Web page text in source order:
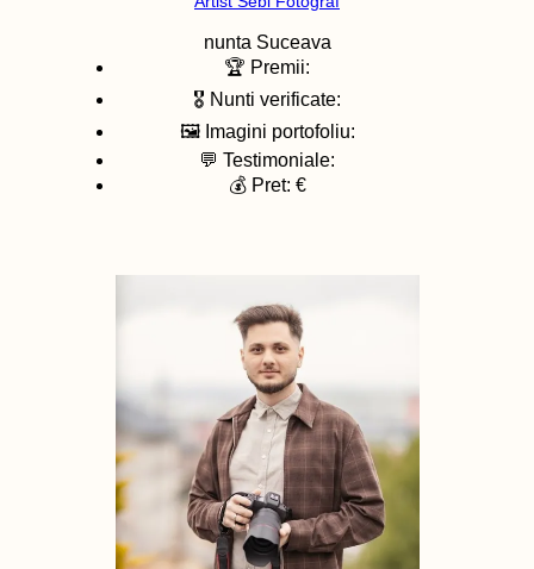
nunta Suceava
🏆 Premii:
🎖️ Nunti verificate:
🖼️ Imagini portofoliu:
💬 Testimoniale:
💰 Pret: €